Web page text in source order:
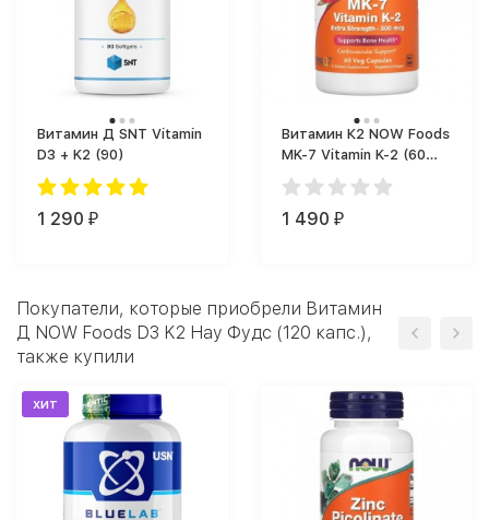
Витамин Д SNT Vitamin
D3 + K2 (90)
1 290 ₽
Витамин К2 NOW Foods
MK-7 Vitamin K-2 (60
капс.)
1 490 ₽
Покупатели, которые приобрели Витамин
Д NOW Foods D3 K2 Нау Фудс (120 капс.),
также купили
хит